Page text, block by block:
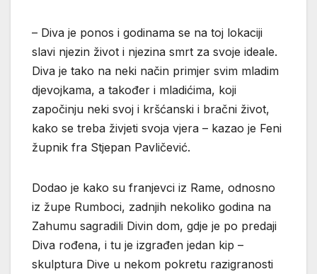
– Diva je ponos i godinama se na toj lokaciji
slavi njezin život i njezina smrt za svoje ideale.
Diva je tako na neki način primjer svim mladim
djevojkama, a također i mladićima, koji
započinju neki svoj i kršćanski i bračni život,
kako se treba živjeti svoja vjera – kazao je Feni
župnik fra Stjepan Pavličević.
Dodao je kako su franjevci iz Rame, odnosno
iz župe Rumboci, zadnjih nekoliko godina na
Zahumu sagradili Divin dom, gdje je po predaji
Diva rođena, i tu je izgrađen jedan kip –
skulptura Dive u nekom pokretu razigranosti